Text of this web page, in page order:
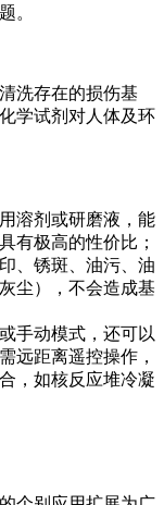
。
洗存在的损伤基
学试剂对人体及环
溶剂或研磨液，能
有极高的性价比；
、锈斑、油污、油
尘），不会造成基
手动模式，还可以
远距离遥控操作，
，如核反应堆冷凝